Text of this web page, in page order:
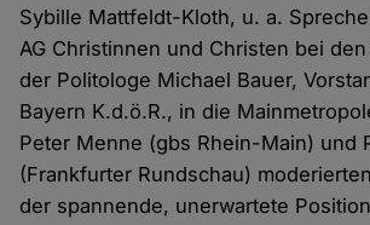
Sybille Mattfeldt-Kloth, u. a.
AG Christinnen und Christen bei
der Politologe Michael Bauer,
Bayern K.d.ö.R., in die
Peter Menne (gbs Rhein-Main) und
(Frankfurter Rundschau)
der spannende, unerwartete